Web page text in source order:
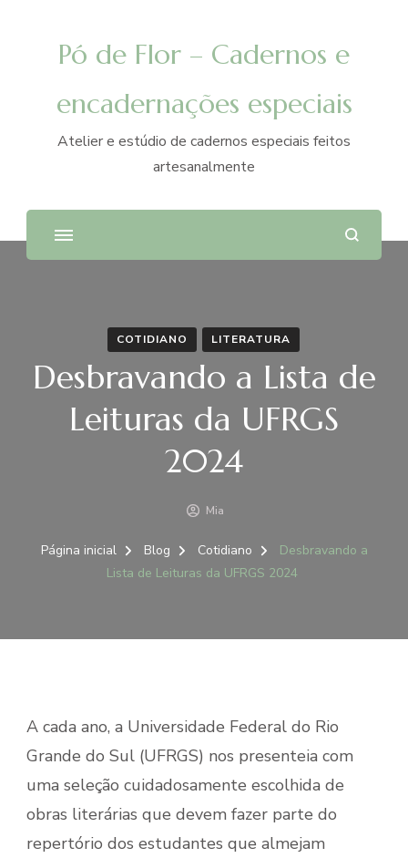
Pó de Flor – Cadernos e
encadernações especiais
Atelier e estúdio de cadernos especiais feitos
artesanalmente
COTIDIANO LITERATURA
Desbravando a Lista de
Leituras da UFRGS
2024
Mia
Página inicial Blog Cotidiano
Desbravando a
Lista de Leituras da UFRGS 2024
A cada ano, a Universidade Federal do Rio
Grande do Sul (UFRGS) nos presenteia com
uma seleção cuidadosamente escolhida de
obras literárias que devem fazer parte do
repertório dos estudantes que almejam